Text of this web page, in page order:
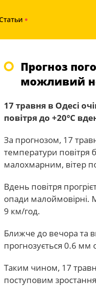
Прогноз
можливий
17 травня в Одесі
повітря до +20°С
За прогнозом, 17
температури
малохмарним, вітер
Вдень повітря
опади малоймовірні.
9 км/год.
Ближче до вечора та
прогнозується 0.6 мм
Таким чином, 17
поступовим